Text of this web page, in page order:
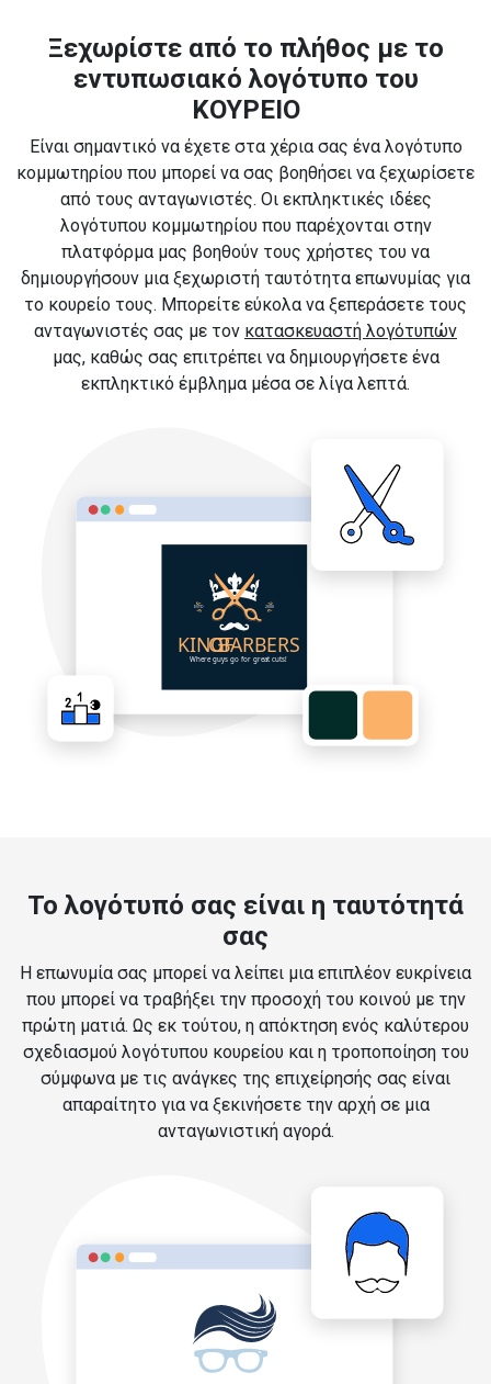
Ξεχωρίστε από το πλήθος με το
εντυπωσιακό λογότυπο του
ΚΟΥΡΕΙΟ
Είναι σημαντικό να έχετε στα χέρια σας ένα λογότυπο
κομμωτηρίου που μπορεί να σας βοηθήσει να ξεχωρίσετε
από τους ανταγωνιστές. Οι εκπληκτικές ιδέες
λογότυπου κομμωτηρίου που παρέχονται στην
πλατφόρμα μας βοηθούν τους χρήστες του να
δημιουργήσουν μια ξεχωριστή ταυτότητα επωνυμίας για
το κουρείο τους. Μπορείτε εύκολα να ξεπεράσετε τους
ανταγωνιστές σας με τον κατασκευαστή λογότυπών
μας, καθώς σας επιτρέπει να δημιουργήσετε ένα
εκπληκτικό έμβλημα μέσα σε λίγα λεπτά.
Το λογότυπό σας είναι η ταυτότητά
σας
Η επωνυμία σας μπορεί να λείπει μια επιπλέον ευκρίνεια
που μπορεί να τραβήξει την προσοχή του κοινού με την
πρώτη ματιά. Ως εκ τούτου, η απόκτηση ενός καλύτερου
σχεδιασμού λογότυπου κουρείου και η τροποποίηση του
σύμφωνα με τις ανάγκες της επιχείρησής σας είναι
απαραίτητο για να ξεκινήσετε την αρχή σε μια
ανταγωνιστική αγορά.